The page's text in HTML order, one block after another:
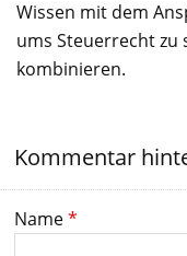
Wissen mit dem
ums Steuerrecht
kombinieren.
Kommentar
Name*